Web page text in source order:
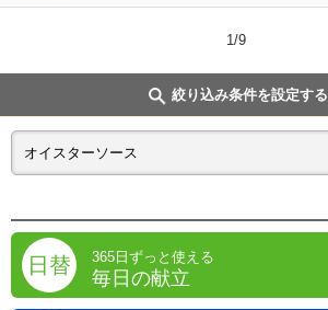
1/9
絞り込み条件を設定する
日替 365日ずっと使える
毎日の献立